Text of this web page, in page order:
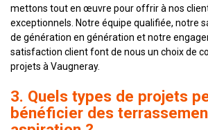
mettons tout en œuvre pour offrir à nos
exceptionnels. Notre équipe qualifiée, notre
de génération en génération et notre
satisfaction client font de nous un choix de
projets à Vaugneray.
3. Quels types de projets
bénéficier des